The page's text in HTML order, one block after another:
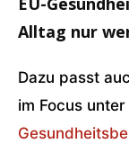
Alltag nur
Dazu passt
im Focus